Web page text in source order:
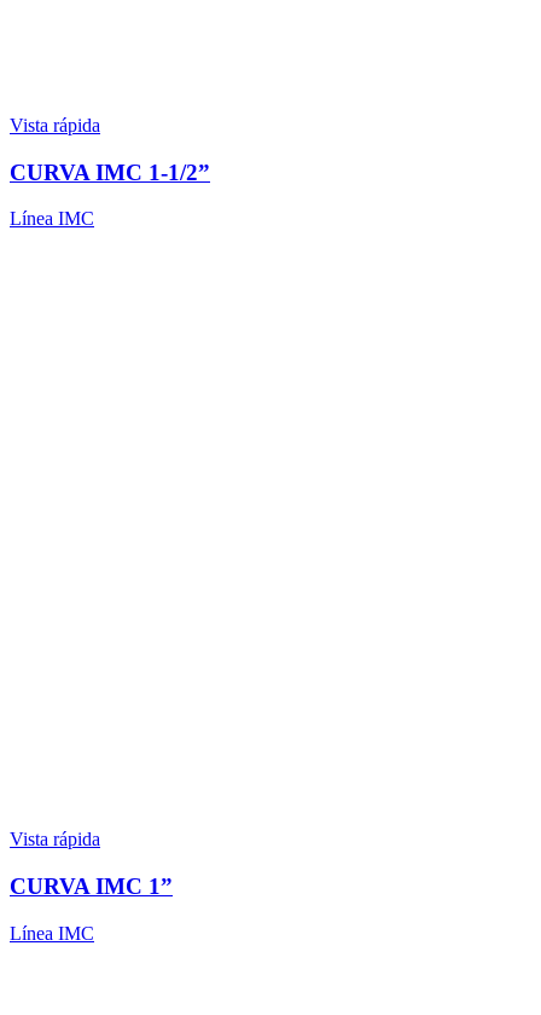
Vista rápida
CURVA IMC 1-1/2”
Línea IMC
Vista rápida
CURVA IMC 1”
Línea IMC